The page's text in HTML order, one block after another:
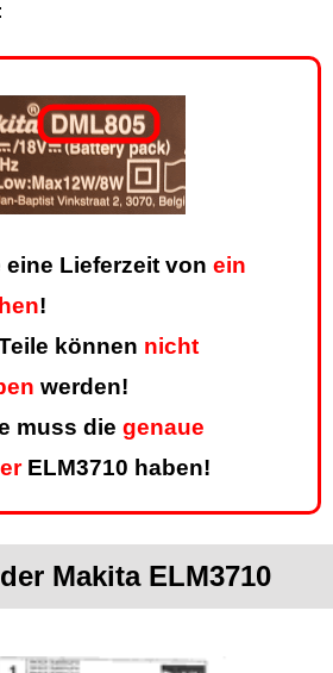
eine Lieferzeit von ein
!
können nicht
werden!
muss die genaue
ELM3710 haben!
Makita ELM3710